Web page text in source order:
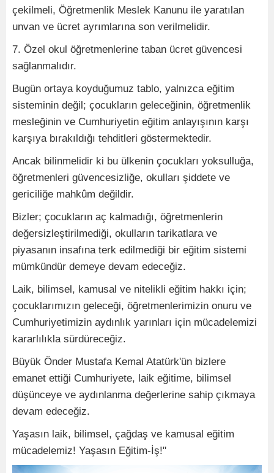
çekilmeli, Öğretmenlik Meslek Kanunu ile yaratılan
unvan ve ücret ayrımlarına son verilmelidir.
7. Özel okul öğretmenlerine taban ücret güvencesi
sağlanmalıdır.
Bugün ortaya koyduğumuz tablo, yalnızca eğitim
sisteminin değil; çocukların geleceğinin, öğretmenlik
mesleğinin ve Cumhuriyetin eğitim anlayışının karşı
karşıya bırakıldığı tehditleri göstermektedir.
Ancak bilinmelidir ki bu ülkenin çocukları yoksulluğa,
öğretmenleri güvencesizliğe, okulları şiddete ve
gericiliğe mahkûm değildir.
Bizler; çocukların aç kalmadığı, öğretmenlerin
değersizleştirilmediği, okulların tarikatlara ve
piyasanın insafına terk edilmediği bir eğitim sistemi
mümkündür demeye devam edeceğiz.
Laik, bilimsel, kamusal ve nitelikli eğitim hakkı için;
çocuklarımızın geleceği, öğretmenlerimizin onuru ve
Cumhuriyetimizin aydınlık yarınları için mücadelemizi
kararlılıkla sürdüreceğiz.
Büyük Önder Mustafa Kemal Atatürk'ün bizlere
emanet ettiği Cumhuriyete, laik eğitime, bilimsel
düşünceye ve aydınlanma değerlerine sahip çıkmaya
devam edeceğiz.
Yaşasın laik, bilimsel, çağdaş ve kamusal eğitim
mücadelemiz! Yaşasın Eğitim-İş!"